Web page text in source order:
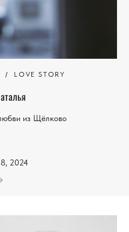
LOVE STORY
из Щёлково
2024